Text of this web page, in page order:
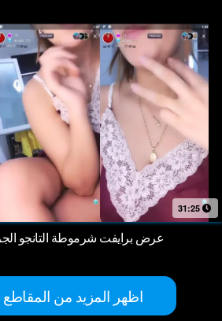
31:25
عرض برايفت شرموطة التانجو
اظهر المزيد من المقاطع